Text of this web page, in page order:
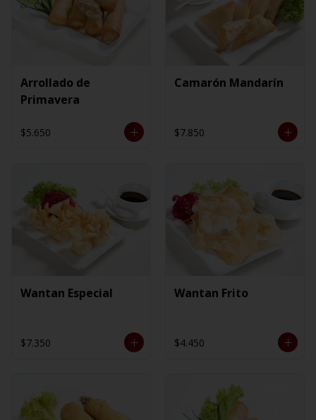
Arrollado de
Primavera
$5.650
Camarón Mandarín
$7.850
Wantan Especial
$7.350
Wantan Frito
$4.450